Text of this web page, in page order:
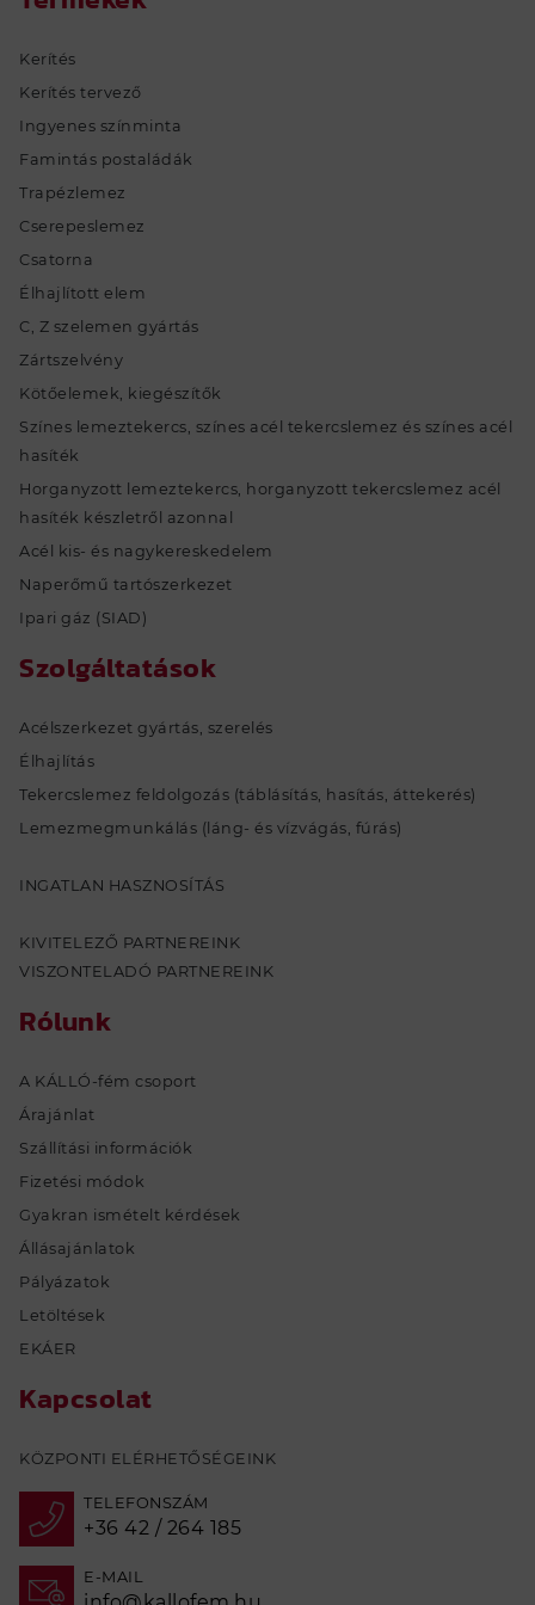
Kerítés
Kerítés tervező
Ingyenes színminta
Famintás postaládák
Trapézlemez
Cserepeslemez
Csatorna
Élhajlított elem
C, Z szelemen gyártás
Zártszelvény
Kötőelemek, kiegészítők
Színes lemeztekercs, színes acél tekercslemez és színes acél
hasíték
Horganyzott lemeztekercs, horganyzott tekercslemez acél
hasíték készletről azonnal
Acél kis- és nagykereskedelem
Naperőmű tartószerkezet
Ipari gáz (SIAD)
Szolgáltatások
Acélszerkezet gyártás, szerelés
Élhajlítás
Tekercslemez feldolgozás (táblásítás, hasítás, áttekerés)
Lemezmegmunkálás (láng- és vízvágás, fúrás)
INGATLAN HASZNOSÍTÁS
KIVITELEZŐ PARTNEREINK
VISZONTELADÓ PARTNEREINK
Rólunk
A KÁLLÓ-fém csoport
Árajánlat
Szállítási információk
Fizetési módok
Gyakran ismételt kérdések
Állásajánlatok
Pályázatok
Letöltések
EKÁER
Kapcsolat
KÖZPONTI ELÉRHETŐSÉGEINK
TELEFONSZÁM
+36 42 / 264 185
E-MAIL